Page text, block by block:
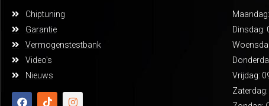
Chiptuning
Garantie
Vermogenstestbank
Video's
Nieuws
Dinsdag:
Vrijdag: